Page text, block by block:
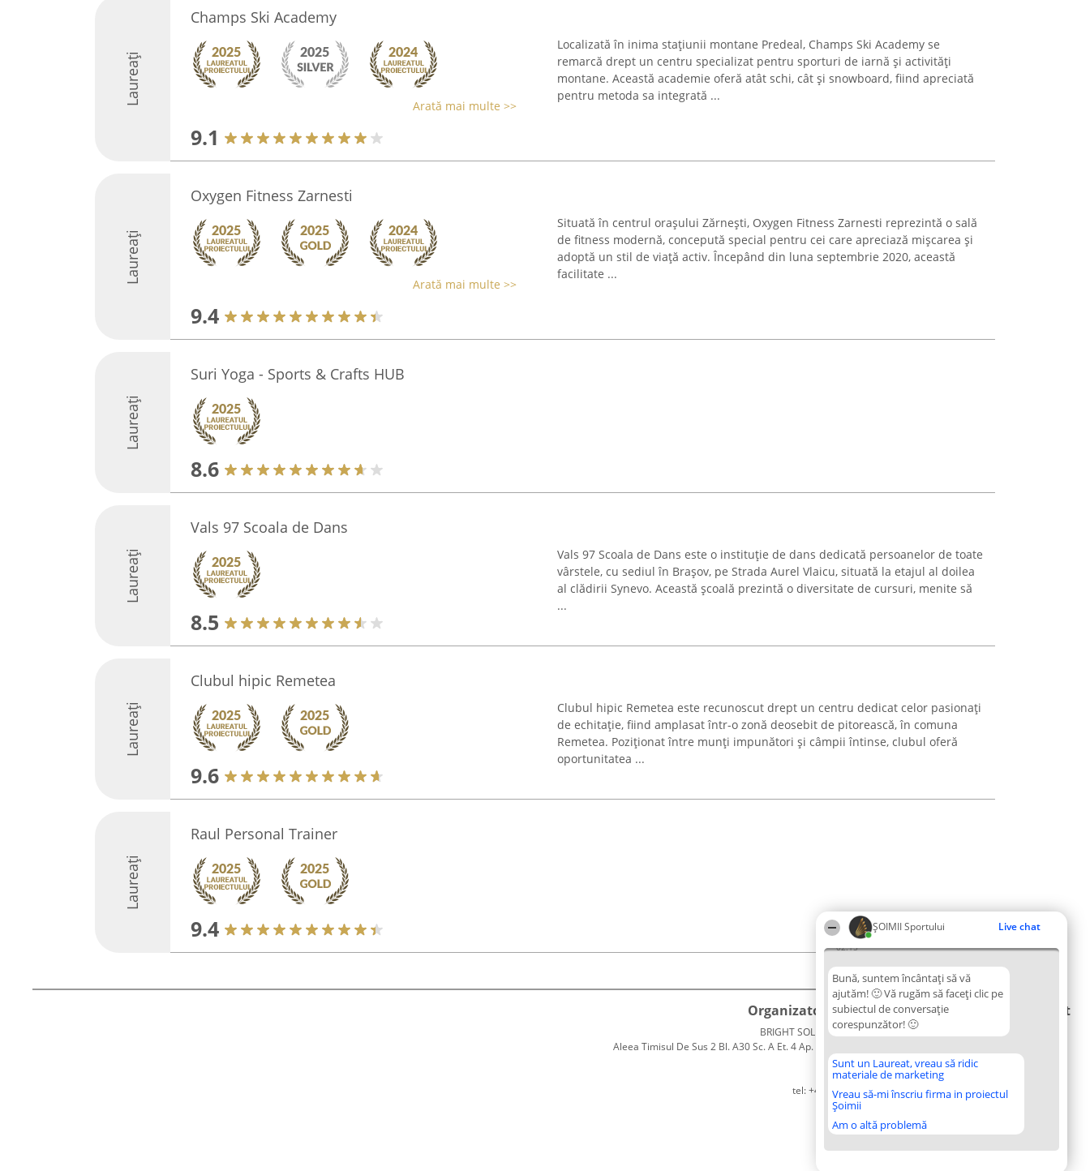
ȘOIMII Sportului Live chat
02:15
Bună, suntem încântați să vă
ajutăm! 🙂 Vă rugăm să faceți clic pe
subiectul de conversație
corespunzător! 🙂
Sunt un Laureat, vreau să ridic
materiale de marketing
Vreau să-mi înscriu firma in proiectul
Șoimii
Am o altă problemă
Laureați
Champs Ski Academy
Arată mai multe >>
9.1
Localizată în inima stațiunii montane Predeal, Champs Ski Academy se
remarcă drept un centru specializat pentru sporturi de iarnă și activități
montane. Această academie oferă atât schi, cât și snowboard, fiind apreciată
pentru metoda sa integrată ...
Laureați
Oxygen Fitness Zarnesti
Arată mai multe >>
9.4
Situată în centrul orașului Zărnești, Oxygen Fitness Zarnesti reprezintă o sală
de fitness modernă, concepută special pentru cei care apreciază mișcarea și
adoptă un stil de viață activ. Începând din luna septembrie 2020, această
facilitate ...
Laureați
Suri Yoga - Sports & Crafts HUB
8.6
Laureați
Vals 97 Scoala de Dans
8.5
Vals 97 Scoala de Dans este o instituție de dans dedicată persoanelor de toate
vârstele, cu sediul în Brașov, pe Strada Aurel Vlaicu, situată la etajul al doilea
al clădirii Synevo. Această școală prezintă o diversitate de cursuri, menite să
...
Laureați
Clubul hipic Remetea
9.6
Clubul hipic Remetea este recunoscut drept un centru dedicat celor pasionați
de echitație, fiind amplasat într-o zonă deosebit de pitorească, în comuna
Remetea. Poziționat între munți impunători și câmpii întinse, clubul oferă
oportunitatea ...
Laureați
Raul Personal Trainer
9.4
Organizator Ranking
BRIGHT SOLUTIONS BR SRL
Aleea Timisul De Sus 2 Bl. A30 Sc. A Et. 4 Ap. 13 Cod 061952
București
CUI 36737675
tel: +40 770 990 492
Plebiscyt
Tuturor
Laureaților
Reguli
confidențialitate
Contact